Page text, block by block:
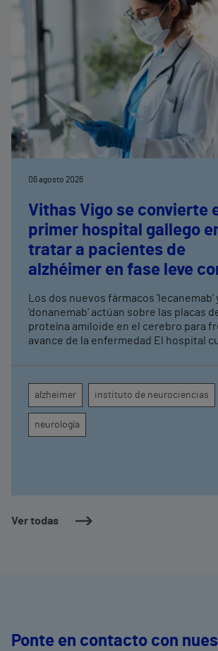
Ver todas
06 agosto 2026
Vithas Vigo se convierte
primer hospital gallego
tratar a pacientes de
alzhéimer en fase leve
terapias antiamiloide
Los dos nuevos fármacos 'lecanemab'
'donanemab' actúan sobre las placas
proteína amiloide en el cerebro para
avance de la enfermedad El hospital cuenta
seguimiento clínico de cada paciente
alzheimer instituto de neurociencias
neurología
Ponte en contacto con